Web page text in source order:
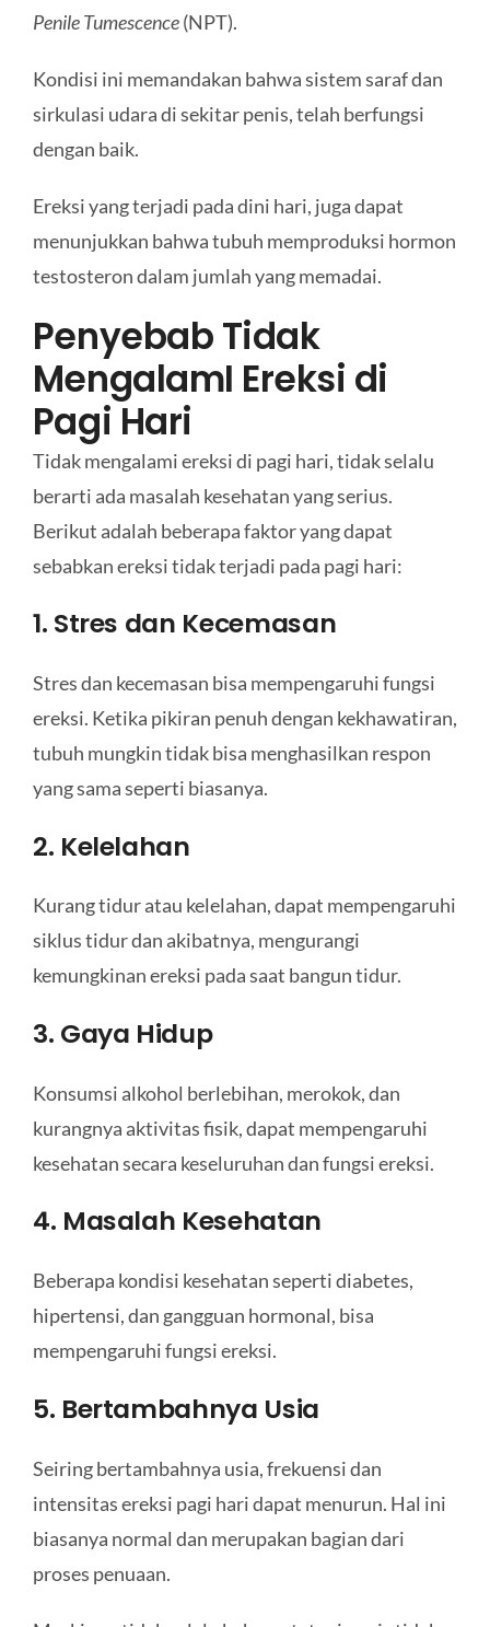
Penile Tumescence(NPT).
Kondisi ini memandakan bahwa sistem saraf dan
sirkulasi udara di sekitar penis, telah berfungsi
dengan baik.
Ereksi yang terjadi pada dini hari, juga dapat
menunjukkan bahwa tubuh memproduksi hormon
testosteron dalam jumlah yang memadai.
Penyebab Tidak
MengalamI Ereksi di
Pagi Hari
Tidak mengalami ereksi di pagi hari, tidak selalu
berarti ada masalah kesehatan yang serius.
Berikut adalah beberapa faktor yang dapat
sebabkan ereksi tidak terjadi pada pagi hari:
1. Stres dan Kecemasan
Stres dan kecemasan bisa mempengaruhi fungsi
ereksi. Ketika pikiran penuh dengan kekhawatiran,
tubuh mungkin tidak bisa menghasilkan respon
yang sama seperti biasanya.
2. Kelelahan
Kurang tidur atau kelelahan, dapat mempengaruhi
siklus tidur dan akibatnya, mengurangi
kemungkinan ereksi pada saat bangun tidur.
3. Gaya Hidup
Konsumsi alkohol berlebihan, merokok, dan
kurangnya aktivitas fisik, dapat mempengaruhi
kesehatan secara keseluruhan dan fungsi ereksi.
4. Masalah Kesehatan
Beberapa kondisi kesehatan seperti diabetes,
hipertensi, dan gangguan hormonal, bisa
mempengaruhi fungsi ereksi.
5. Bertambahnya Usia
Seiring bertambahnya usia, frekuensi dan
intensitas ereksi pagi hari dapat menurun. Hal ini
biasanya normal dan merupakan bagian dari
proses penuaan.